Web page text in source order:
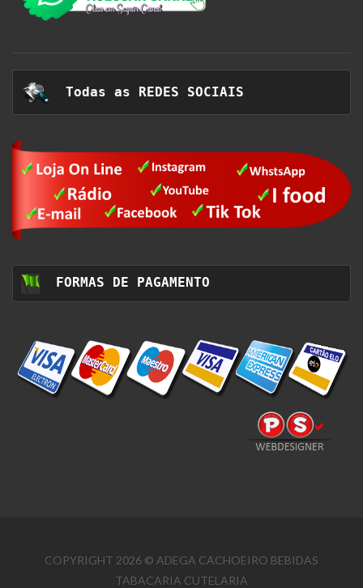
Todas as REDES SOCIAIS
FORMAS DE PAGAMENTO
COPYRIGHT 2026 © ADEGA CACHOEIRO BEBIDAS
TABACARIA CUTELARIA